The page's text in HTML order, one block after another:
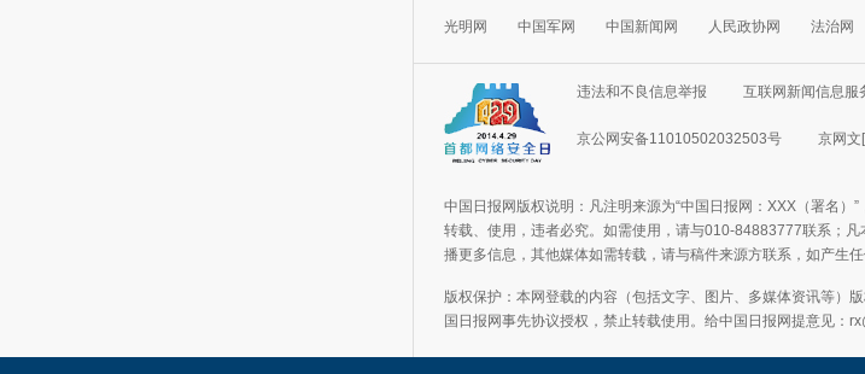
光明网 中国军网 中国新闻网 人民政协网 法治网
违法和不良信息举报 互联网新闻信息
京公网安备11010502032503号 京网
中国日报网版权说明：凡注明来源为“中国日报网：XXX（署名
转载、使用，违者必究。如需使用，请与010-84883777联系；
播更多信息，其他媒体如需转载，请与稿件来源方联系，如产生任
版权保护：本网登载的内容（包括文字、图片、多媒体资讯等）
国日报网事先协议授权，禁止转载使用。给中国日报网提意见：